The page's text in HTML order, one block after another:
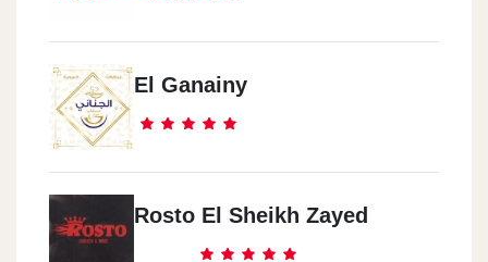
Marina4
The Plat Form
Sedy 3bd Al Rahman
El Ganainy
Rosto El Sheikh Zayed